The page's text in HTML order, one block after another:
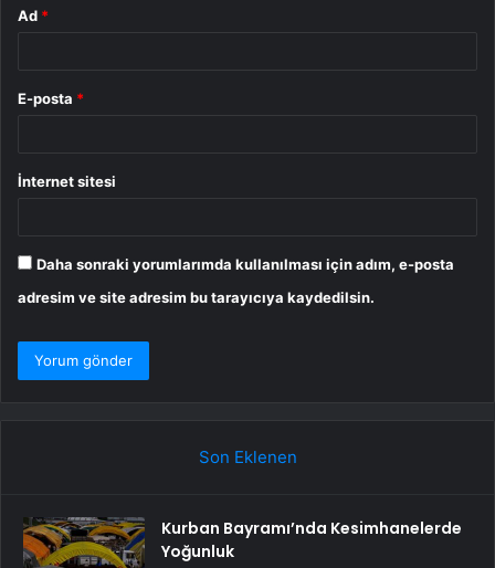
Ad *
E-posta *
İnternet sitesi
Daha sonraki yorumlarımda kullanılması için adım, e-posta
adresim ve site adresim bu tarayıcıya kaydedilsin.
Son Eklenen
Kurban Bayramı’nda Kesimhanelerde
Yoğunluk